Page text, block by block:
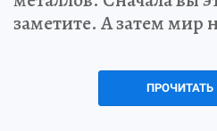
заметите. А затем мир
ПРОЧИТАТЬ